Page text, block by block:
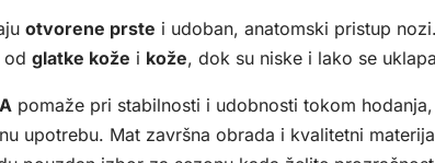
otvorene prste i udoban, anatomski pristup
od glatke kože i kože, dok su niske i lako se
pomaže pri stabilnosti i udobnosti tokom
upotrebu. Mat završna obrada i kvalitetni